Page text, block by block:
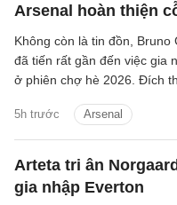
Arsenal hoàn thiện
5h trước Arsenal
Không còn là tin đồn, Bruno
đã tiến rất gần đến việc gia
ở phiên chợ hè 2026. Đích
nhận thương vụ sắp sửa
Dự kiến theo lịch tiền vệ
bay về London trong hôm
buổi kiểm tra y tế và hoàn
còn lại để chuẩn bị cho ra
Arteta tri ân
gia nhập Everton